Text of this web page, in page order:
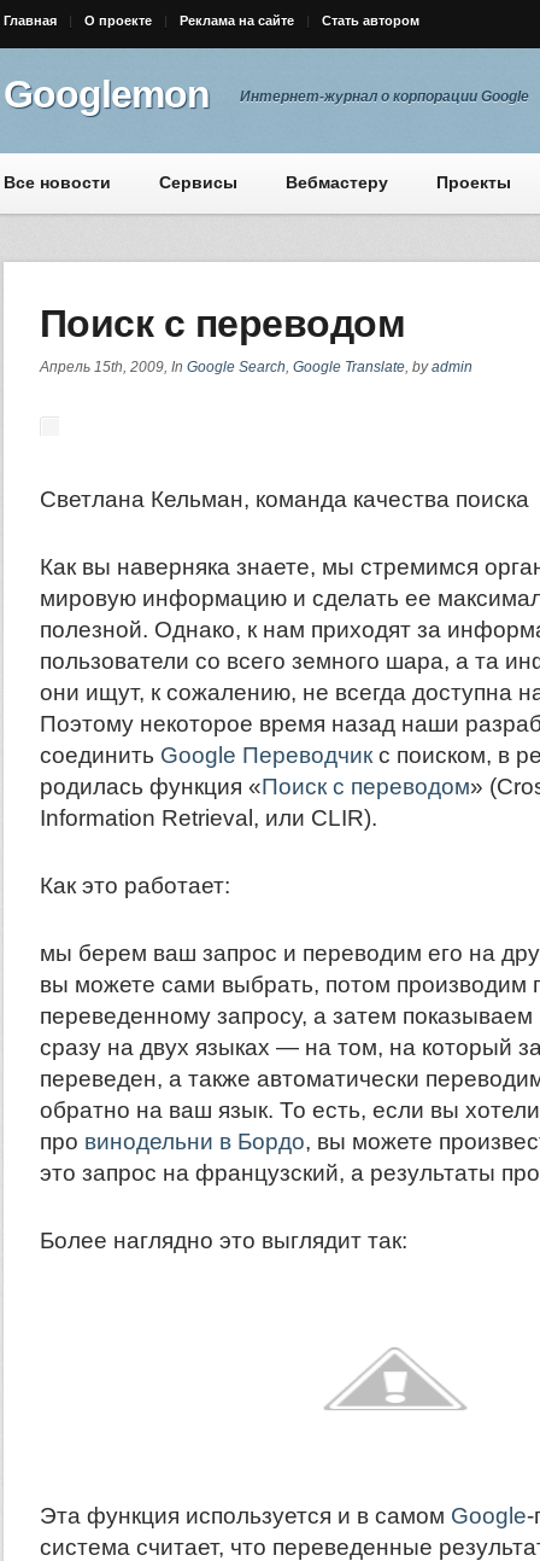
Главная О проекте Реклама на сайте Стать автором
Googlemon Интернет-журнал о корпорации Google
Все новости Сервисы Вебмастеру Проекты
Поиск с переводом
Апрель 15th, 2009, In Google Search, Google Translate, byadmin
Светлана Кельман, команда качества поиска
Как вы наверняка знаете, мы стремимся
мировую информацию и сделать ее
полезной. Однако, к нам приходят за
пользователи со всего земного шара, а та
они ищут, к сожалению, не всегда доступна
Поэтому некоторое время назад наши
соединить Google Переводчикс поиском, в
родилась функция «Поиск с переводом»
Information Retrieval, или CLIR).
Как это работает:
мы берем ваш запрос и переводим его на
вы можете сами выбрать, потом производим
переведенному запросу, а затем
сразу на двух языках — на том, на который
переведен, а также автоматически
обратно на ваш язык. То есть, если вы
про винодельни в Бордо, вы можете
это запрос на французский, а результаты
Более наглядно это выглядит так:
Эта функция используется и в самом Google-
система считает, что переведенные